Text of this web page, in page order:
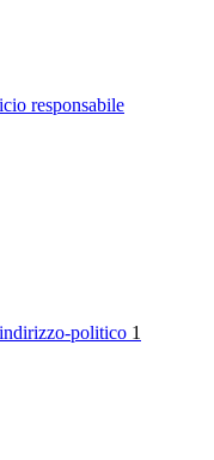
responsabile
politico 1